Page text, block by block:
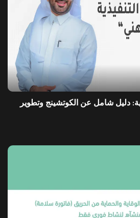
دليل شامل عن الكوتشينج وتطوير